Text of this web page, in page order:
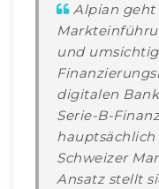
Alpian geht
und
digitalen
Serie-B-
Schweizer
Ansatz stellt